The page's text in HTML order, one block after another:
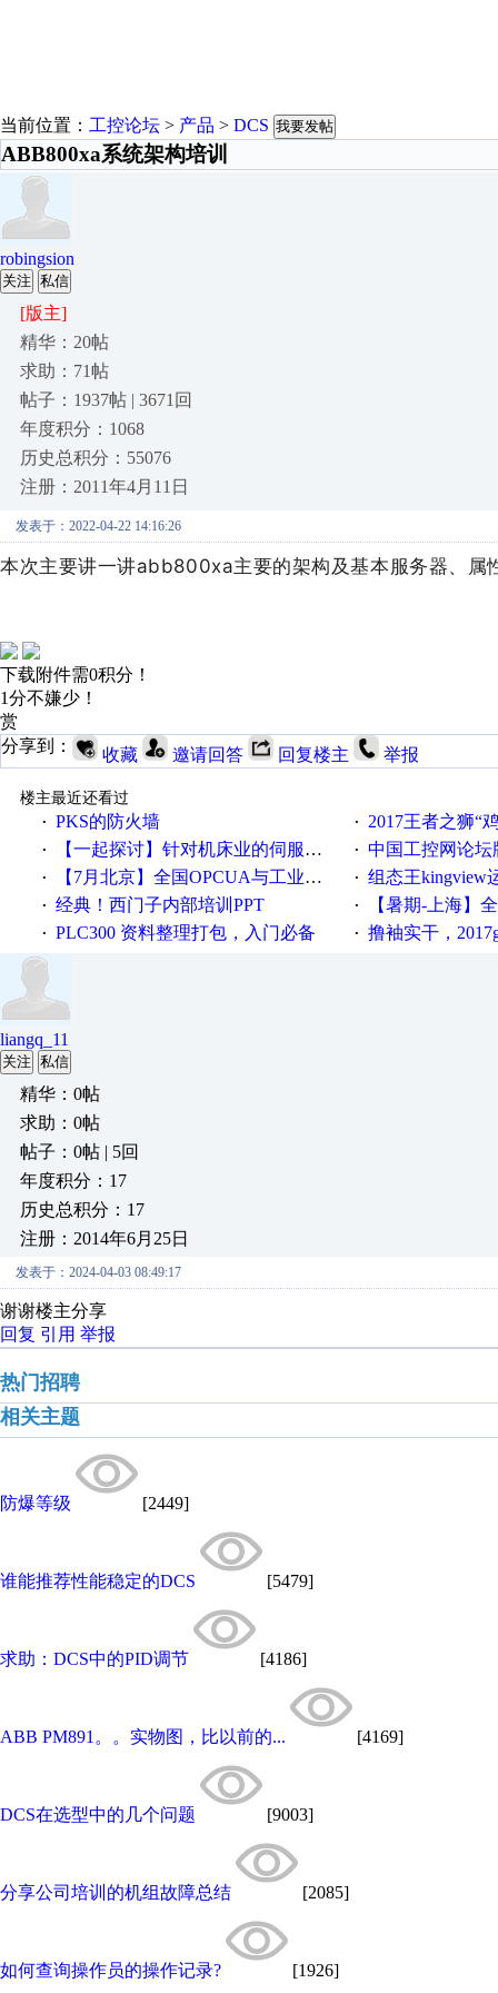
当前位置： 工控论坛 > 产品 > DCS 我要发帖
ABB800xa系统架构培训
robingsion
关注 私信
[版主]
精华：20帖
求助：71帖
帖子：1937帖 | 3671回
年度积分：1068
历史总积分：55076
注册：2011年4月11日
发表于：2022-04-22 14:16:26
本次主要讲一讲abb800xa主要的架构及基本服务器、属
下载附件需0积分！
1分不嫌少！
赏
分享到：
收藏 邀请回答 回复楼主 举报
楼主最近还看过
· PKS的防火墙 · 2017王者之狮“鸡”情签到
· 【一起探讨】针对机床业的伺服系统发展，您的期望是什么？ · 中国工控网论坛版
· 【7月北京】全国OPCUA与工业互联技术培训班通知！ · 组态王kingview
· 经典！西门子内部培训PPT · 【暑期-上海】全国工业
· PLC300 资料整理打包，入门必备 · 撸袖实干，2017gongkong®第
liangq_11
关注 私信
精华：0帖
求助：0帖
帖子：0帖 | 5回
年度积分：17
历史总积分：17
注册：2014年6月25日
发表于：2024-04-03 08:49:17
谢谢楼主分享
回复 引用 举报
热门招聘
相关主题
防爆等级 [2449]
谁能推荐性能稳定的DCS [5479]
求助：DCS中的PID调节 [4186]
ABB PM891。。实物图，比以前的... [4169]
DCS在选型中的几个问题 [9003]
分享公司培训的机组故障总结 [2085]
如何查询操作员的操作记录? [1926]